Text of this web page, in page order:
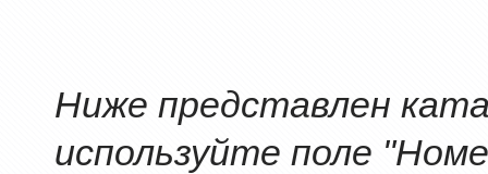
Ниже представлен
используйте поле